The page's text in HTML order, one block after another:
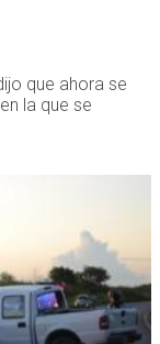
que ahora se
la que se